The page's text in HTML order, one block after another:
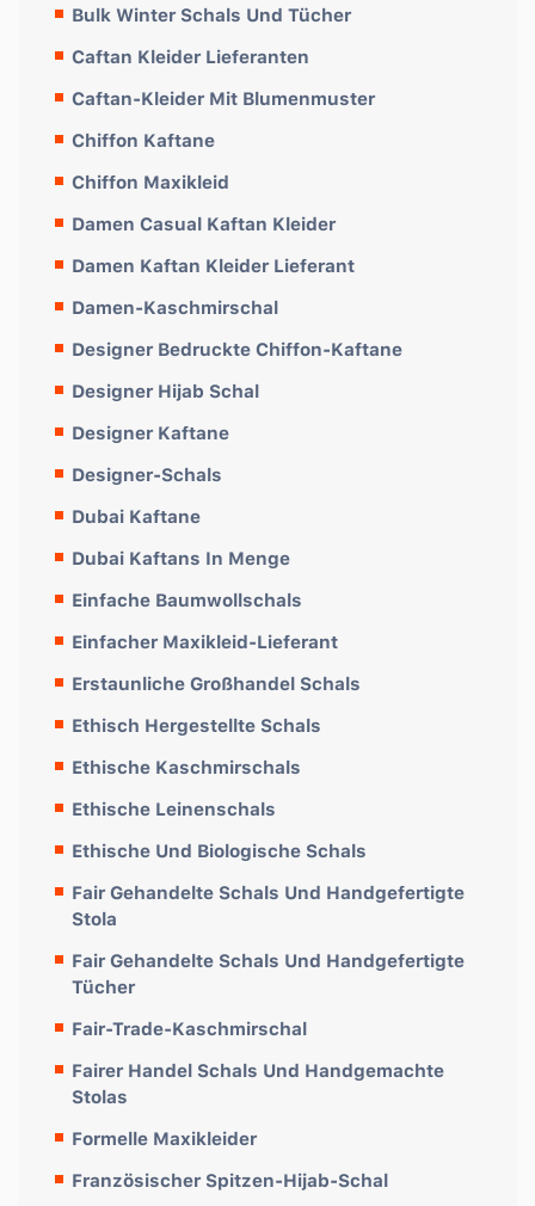
Bulk Winter Schals Und Tücher
Caftan Kleider Lieferanten
Caftan-Kleider Mit Blumenmuster
Chiffon Kaftane
Chiffon Maxikleid
Damen Casual Kaftan Kleider
Damen Kaftan Kleider Lieferant
Damen-Kaschmirschal
Designer Bedruckte Chiffon-Kaftane
Designer Hijab Schal
Designer Kaftane
Designer-Schals
Dubai Kaftane
Dubai Kaftans In Menge
Einfache Baumwollschals
Einfacher Maxikleid-Lieferant
Erstaunliche Großhandel Schals
Ethisch Hergestellte Schals
Ethische Kaschmirschals
Ethische Leinenschals
Ethische Und Biologische Schals
Fair Gehandelte Schals Und Handgefertigte
Stola
Fair Gehandelte Schals Und Handgefertigte
Tücher
Fair-Trade-Kaschmirschal
Fairer Handel Schals Und Handgemachte
Stolas
Formelle Maxikleider
Französischer Spitzen-Hijab-Schal